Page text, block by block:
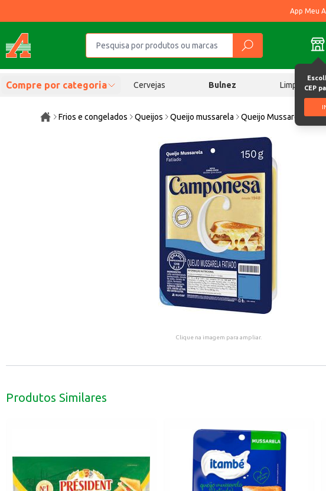
App Meu
CEP
Compre por categoria Cervejas Bulnez Limpeza
Frios e congelados Queijos Queijo mussarela Queijo Mussarela
Clique na imagem para ampliar.
Produtos Similares